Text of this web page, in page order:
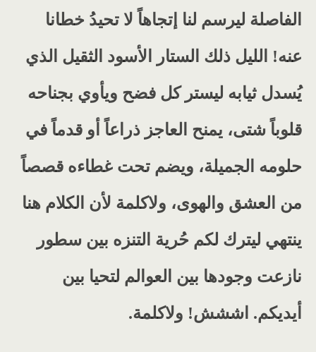
الفاصلة ليرسم لنا إتجاهاً لا تحيدُ خطانا
عنه! الليل ذلك الستار الأسود الثقيل الذي
يُسدل ثيابه ليستر كل فضح ويأوي بجناحه
قلوباً شتى، يمنح العاجز ذراعاً أو قدماً في
حلومه الجميلة، ويضم تحت غطاءه قصصاً
من العشق والهوى، ولاكلمة لأن الكلام هنا
ينتهي ليترك لكم حُرية التنزه بين سطور
نازعت وجودها بين العوالم لتحيا بين
أيديكم. اششش! ولاكلمة.